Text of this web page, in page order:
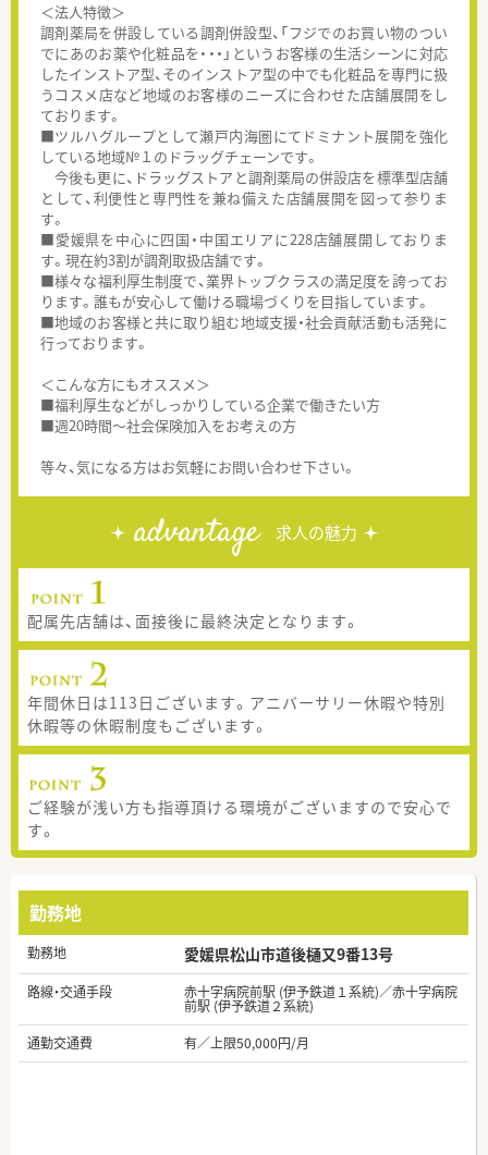
＜法人特徴＞
調剤薬局を併設している調剤併設型、「フジでのお買い物のつい
でにあのお薬や化粧品を・・・」というお客様の生活シーンに対応
したインストア型、そのインストア型の中でも化粧品を専門に扱
うコスメ店など地域のお客様のニーズに合わせた店舗展開をし
ております。
■ツルハグループとして瀬戸内海圏にてドミナント展開を強化
している地域№１のドラッグチェーンです。
今後も更に、ドラッグストアと調剤薬局の併設店を標準型店舗
として、利便性と専門性を兼ね備えた店舗展開を図って参りま
す。
■愛媛県を中心に四国・中国エリアに228店舗展開しておりま
す。現在約3割が調剤取扱店舗です。
■様々な福利厚生制度で、業界トップクラスの満足度を誇ってお
ります。誰もが安心して働ける職場づくりを目指しています。
■地域のお客様と共に取り組む地域支援・社会貢献活動も活発に
行っております。
＜こんな方にもオススメ＞
■福利厚生などがしっかりしている企業で働きたい方
■週20時間～社会保険加入をお考えの方
等々、気になる方はお気軽にお問い合わせ下さい。
advantage 求人の魅力
配属先店舗は、面接後に最終決定となります。
年間休日は113日ございます。アニバーサリー休暇や特別
休暇等の休暇制度もございます。
ご経験が浅い方も指導頂ける環境がございますので安心で
す。
勤務地
勤務地 愛媛県松山市道後樋又9番13号
路線・交通手段 赤十字病院前駅 (伊予鉄道１系統)／赤十字病院
前駅 (伊予鉄道２系統)
通勤交通費
有／上限50,000円/月